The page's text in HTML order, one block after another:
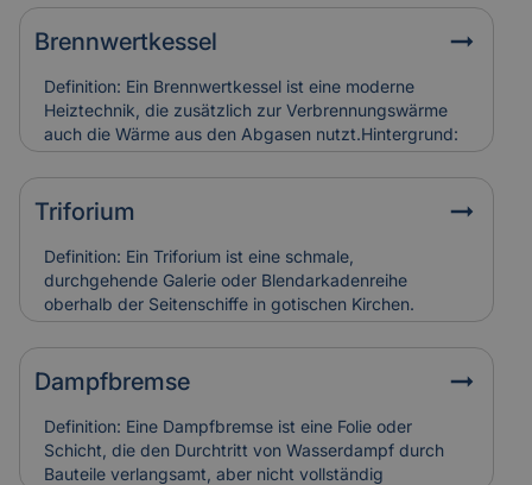
Verblattungen miteinander verbunden. Fachwerkholz
bestimmt Stabilität und Erscheinungsbild eines
oder Schädlingsbefall am Fachwerkholz führen zu
hohen Restaurierungskosten, die Versicherungen bei
denkmalgerechter Instandsetzung berücksichtigen.
Brennwertkessel
Definition: Ein Brennwertkessel ist eine moderne
Heiztechnik, die zusätzlich zur Verbrennungswärme
auch die Wärme aus den Abgasen nutzt.Hintergrund:
Dadurch arbeitet der Kessel besonders effizient und
spart Energie im Vergleich zu älteren Heizsystemen. In
Alt- und Denkmalgebäuden wird er häufig in
eingesetzt.Relevanz für Versicherung:
Brennwertkessel senken Betriebskosten, erfordern
aber eine regelmäßige Wartung. Schäden durch
Kondensat oder Abgasfehler werden in der
Gebäudeversicherung individuell bewertet.
Triforium
Definition: Ein Triforium ist eine schmale,
durchgehende Galerie oder Blendarkadenreihe
oberhalb der Seitenschiffe in gotischen Kirchen.
Hintergrund: Es dient vor allem der Gliederung der
Innenwand und trägt zur Lichtführung und optischen
Tiefe des Raumes bei. Relevanz für Versicherung:
Schäden an Triforien sind häufig schwer zugänglich
und teuer in der Restaurierung. Versicherungen
bewerten sie entsprechend ihres künstlerischen und
baulichen Werts.
Dampfbremse
Definition: Eine Dampfbremse ist eine Folie oder
Schicht, die den Durchtritt von Wasserdampf durch
Bauteile verlangsamt, aber nicht vollständig